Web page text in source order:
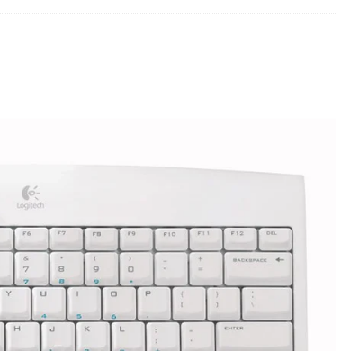
krypto kasin: Co by měli vědět milovníci technologií